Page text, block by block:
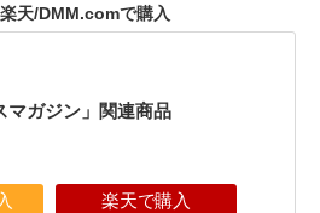
天/DMM.comで購入
マガジン」関連商品
楽天で購入